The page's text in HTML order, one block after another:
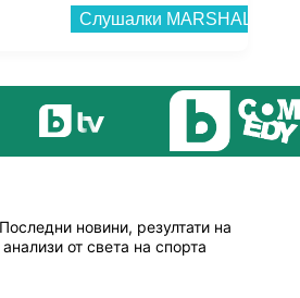
новини, резултати на
от света на спорта